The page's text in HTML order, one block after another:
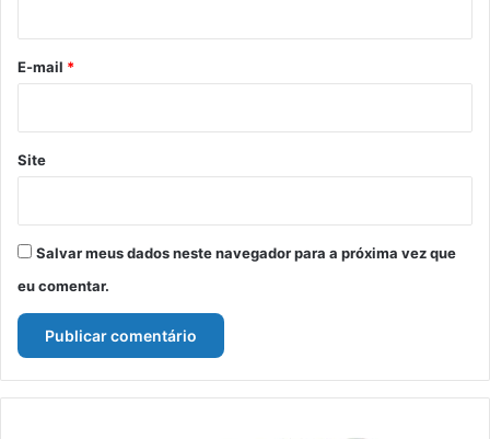
*
E-mail *
Site
Salvar meus dados neste navegador para a próxima vez que
eu comentar.